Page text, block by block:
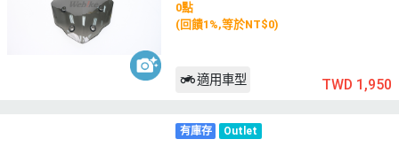
0點
(回饋1%,等於NT$0)
適用車型 TWD 1,950
有庫存 Outlet